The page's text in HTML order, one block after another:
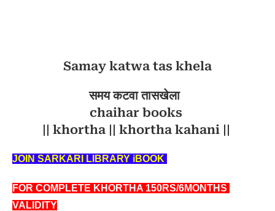
Samay katwa tas khela
समय कटवा तासखेला
chaihar books
|| khortha || khortha kahani ||
JOIN SARKARI LIBRARY iBOOK
FOR COMPLETE KHORTHA 150RS/6MONTHS
VALIDITY